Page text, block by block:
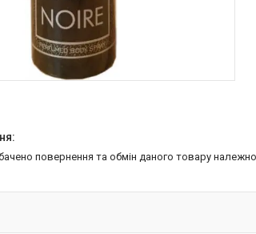
повернення та обмін даного товару